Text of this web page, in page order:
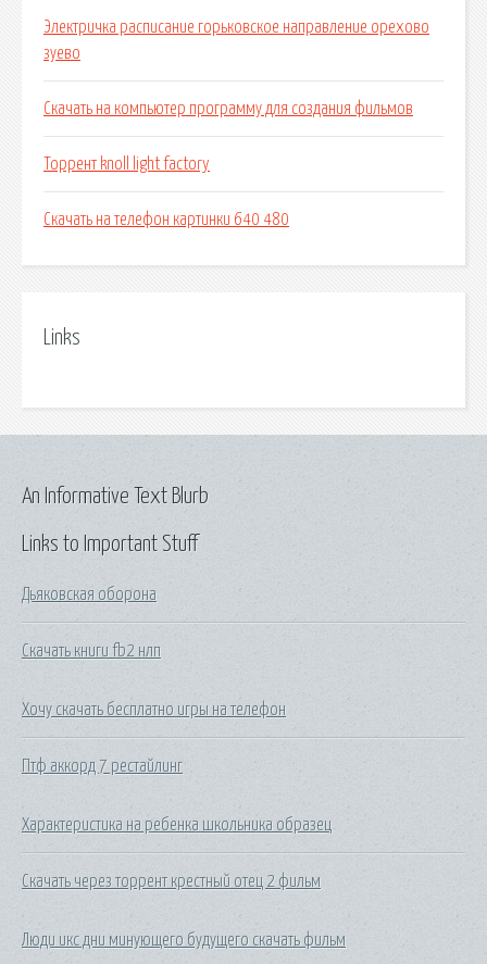
Электричка расписание горьковское направление орехово
зуево
Скачать на компьютер программу для создания фильмов
Торрент knoll light factory
Скачать на телефон картинки 640 480
Links
Links to Important Stuff
Дьяковская оборона
Скачать книги fb2 нлп
Хочу скачать бесплатно игры на телефон
Птф аккорд 7 рестайлинг
Характеристика на ребенка школьника образец
Скачать через торрент крестный отец 2 фильм
Люди икс дни минующего будущего скачать фильм
An Informative Text Blurb